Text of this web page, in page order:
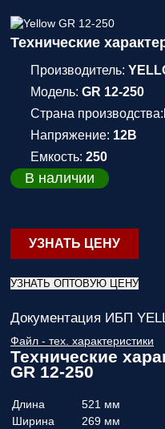
Технические
Производитель:
Модель: GR 12-250
Страна производства:
Напряжение: 12В
Емкость: 250
В наличии
УЗНАТЬ ЦЕНУ
УЗНАТЬ ОПТОВУЮ ЦЕНУ
Документация ИБП
Файл - тех. характеристики
Технические
GR 12-250
Длина
521 мм
Ширина
269 мм